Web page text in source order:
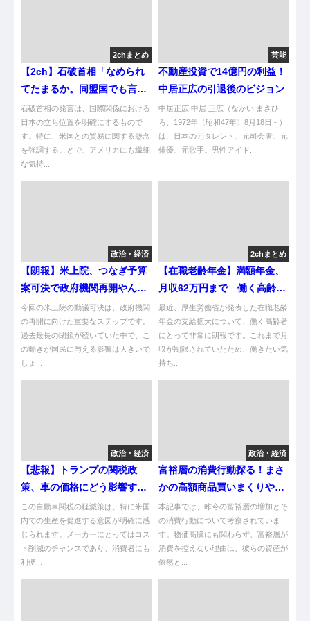
2chまとめ
【2ch】石破首相「なめられ
てたまるか。同盟国でも言わ
なければならない」 トラン
プ関税で強調 [少考さん★]
石破首相の発言は、国際関係における
日本の立ち位置を明確にするもので
す。特に、米国との貿易に関する懸念
を強調することで、アメリカにも繊細
な気持...
芸能
不動産投資で14億円の利益！
中居正広の引退後のビジョン
中居正広 中居 正広（なかい まさひ
ろ、1972年〈昭和47年〉8月18日 - ）
は、日本の元タレント、元司会者、元
俳優、元歌手。男性アイド...
政治・経済
【朗報】米上院、つなぎ予算
案可決で政府機関再開やん
け！
今回の米上院の動議可決は、政府機関
の再開に向けた重要なステップです。
過去最長の閉鎖が続いていた中で、こ
の動きが国民に与える影響は大きいで
しょ...
2chまとめ
【在職老齢年金】満額年金、
月収62万円まで 働く高齢者
に支給拡大、厚労省 [蚤の市
★]
最近、厚生労働省が発表した在職老齢
年金の支給拡大について、働く高齢者
にとって非常に朗報です。これまで月
収が制限されていたため、働きたい気
持ち...
政治・経済
【悲報】トランプの関税政
策、車の価格にどう影響する
んや？
この自動車関税の軽減策は、特に米国
内での生産を促進する意図が明確に感
じられます。メーカーにとってはコス
ト削減のチャンスであり、消費者にも
利便...
政治・経済
富裕層の消費行動探る！まさ
かの高額商品買いまくりやが
い！
本記事では、昨今の富裕層の増加とそ
の消費行動について考察されていま
す。物価高騰にも関わらず、富裕層が
消費を控えない理由は、彼らの資産が
依然と...